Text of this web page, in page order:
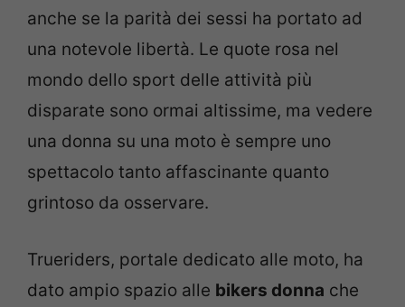
anche se la parità dei sessi ha portato ad
una notevole libertà. Le quote rosa nel
mondo dello sport delle attività più
disparate sono ormai altissime, ma vedere
una donna su una moto è sempre uno
spettacolo tanto affascinante quanto
grintoso da osservare.
Trueriders, portale dedicato alle moto, ha
dato ampio spazio alle bikers donna che